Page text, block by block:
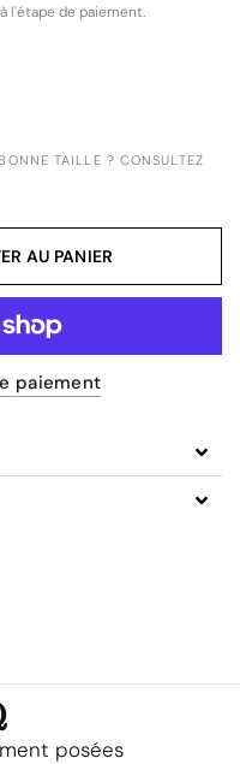
l'étape de paiement.
TAILLE ? CONSULTEZ
AU PANIER
paiement
posées